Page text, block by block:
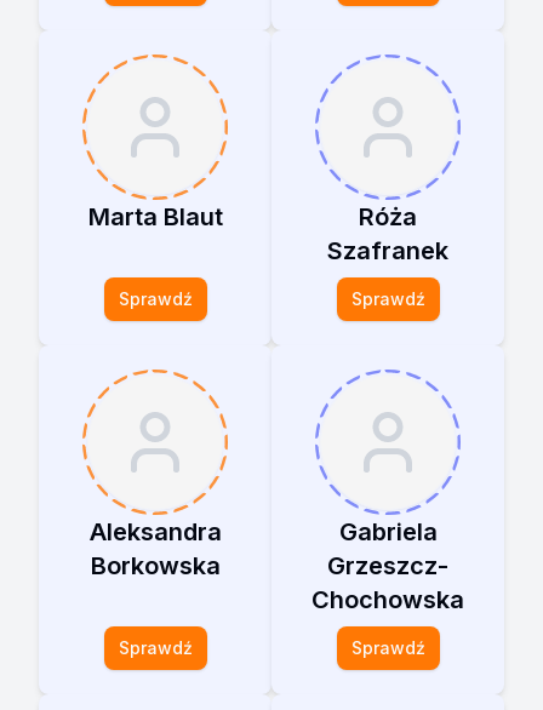
Marta Blaut
Sprawdź
Róża
Szafranek
Sprawdź
Aleksandra
Borkowska
Sprawdź
Gabriela
Grzeszcz-
Chochowska
Sprawdź